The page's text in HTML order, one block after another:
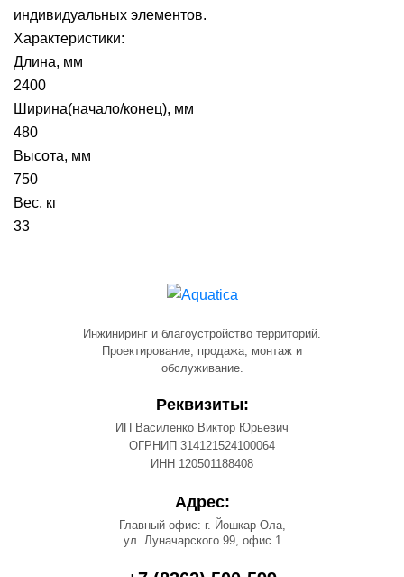
индивидуальных элементов.
Характеристики:
Длина, мм
2400
Ширина(начало/конец), мм
480
Высота, мм
750
Вес, кг
33
Инжиниринг и благоустройство территорий.
Проектирование, продажа, монтаж и
обслуживание.
Реквизиты:
ИП Василенко Виктор Юрьевич
ОГРНИП 314121524100064
ИНН 120501188408
Адрес:
Главный офис: г. Йошкар-Ола,
ул. Луначарского 99, офис 1